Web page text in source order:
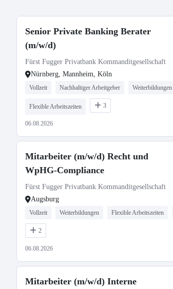
Senior Private Banking Berater
(m/w/d)
Fürst Fugger Privatbank Kommanditgesellschaft
Nürnberg, Mannheim, Köln
Vollzeit Nachhaltiger Arbeitgeber Weiterbildungen
Flexible Arbeitszeiten 3
06.08.2026
Mitarbeiter (m/w/d) Recht und
WpHG-Compliance
Fürst Fugger Privatbank Kommanditgesellschaft
Augsburg
Vollzeit Weiterbildungen Flexible Arbeitszeiten
2
06.08.2026
Mitarbeiter (m/w/d) Interne